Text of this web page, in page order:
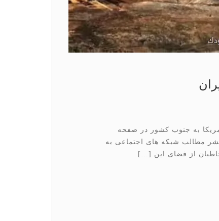
به جنوب کشور در صفحه
مطالب شبکه های اجتماعی به
از فضای این […]